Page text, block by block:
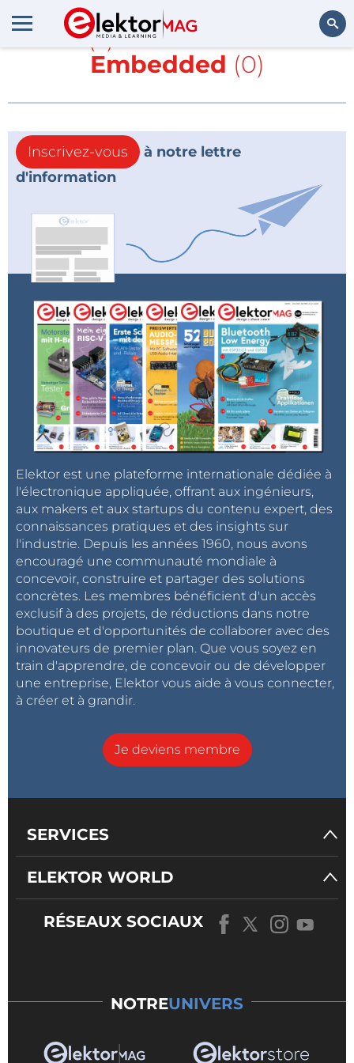
Article(s) avec la balise
et
Embedded (0)
Inscrivez-vous
à notre lettre
d'information
Elektor est une plateforme internationale dédiée à
l'électronique appliquée, offrant aux ingénieurs,
aux makers et aux startups du contenu expert, des
connaissances pratiques et des insights sur
l'industrie. Depuis les années 1960, nous avons
encouragé une communauté mondiale à
concevoir, construire et partager des solutions
concrètes. Les membres bénéficient d'un accès
exclusif à des projets, de réductions dans notre
boutique et d'opportunités de collaborer avec des
innovateurs de premier plan. Que vous soyez en
train d'apprendre, de concevoir ou de développer
une entreprise, Elektor vous aide à vous connecter,
à créer et à grandir.
Je deviens membre
SERVICES
ELEKTOR WORLD
RÉSEAUX SOCIAUX
NOTREUNIVERS